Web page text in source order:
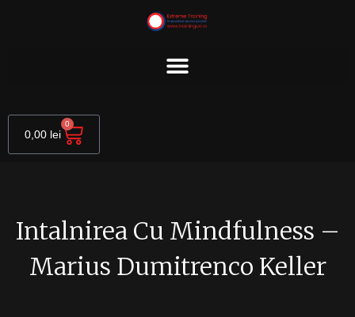
0,00 lei
0
Cart
Intalnirea Cu Mindfulness –
Marius Dumitrenco Keller